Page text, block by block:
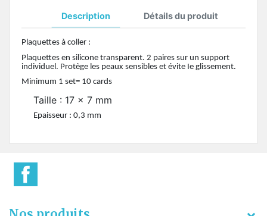
Description Détails du produit
Plaquettes à coller :
Plaquettes en silicone transparent. 2 paires sur un support
individuel. Protège les peaux sensibles et évite Ie glissement.
Minimum 1 set= 10 cards
Taille : 17 x 7 mm
Epaisseur : 0,3 mm